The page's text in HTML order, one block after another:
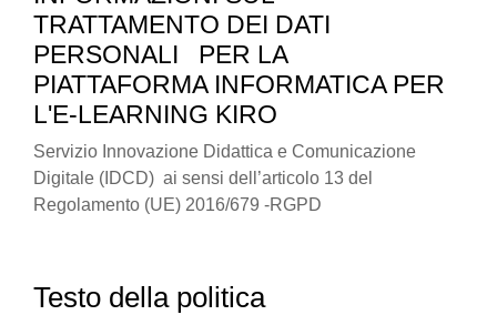
TRATTAMENTO DEI DATI
PERSONALI
PER LA
PIATTAFORMA INFORMATICA PER
L'E-LEARNING KIRO
Servizio Innovazione Didattica e Comunicazione
Digitale (IDCD) ai sensi dell’articolo 13 del
Regolamento (UE) 2016/679 -RGPD
Testo della politica